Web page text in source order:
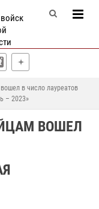
в число лауреатов
– 2023»
ВОШЕЛ